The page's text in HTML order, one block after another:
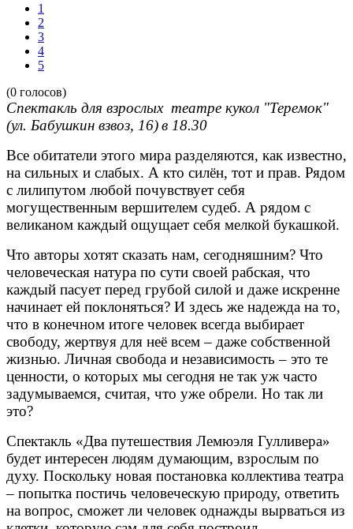
1
2
3
4
5
(0 голосов)
Спектакль для взрослых театре кукол "Теремок"
(ул. Бабушкин взвоз, 16)в 18.30
Все обитатели этого мира разделяются, как известно,
на сильных и слабых. А кто силён, тот и прав. Рядом
с лилипутом любой почувствует себя
могущественным вершителем судеб. А рядом с
великаном каждый ощущает себя мелкой букашкой.
Что авторы хотят сказать нам, сегодняшним? Что
человеческая натура по сути своей рабская, что
каждый пасует перед грубой силой и даже искренне
начинает ей поклоняться? И здесь же надежда на то,
что в конечном итоге человек всегда выбирает
свободу, жертвуя для неё всем – даже собственной
жизнью. Личная свобода и независимость – это те
ценности, о которых мы сегодня не так уж часто
задумываемся, считая, что уже обрели. Но так ли
это?
Спектакль «Два путешествия Лемюэля Гулливера»
будет интересен людям думающим, взрослым по
духу. Поскольку новая постановка коллектива театра
– попытка постичь человеческую природу, ответить
на вопрос, сможет ли человек однажды вырваться из